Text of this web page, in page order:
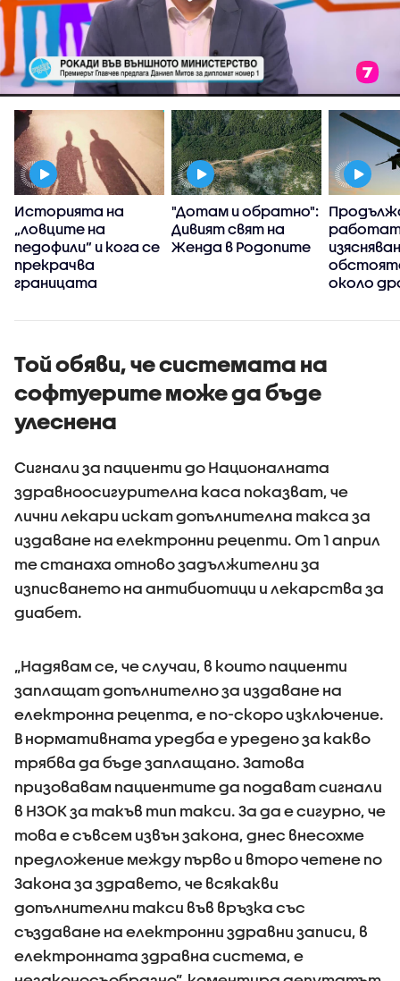
Историята на
„ловците на
педофили” и кога се
прекрачва
границата
"Дотам и обратно":
Дивият свят на
Женда в Родопите
около
Той обяви, че системата на
софтуерите може да бъде
улеснена
Сигнали за пациенти до Националната
здравноосигурителна каса показват, че
лични лекари искат допълнителна такса за
издаване на електронни рецепти. От 1 април
те станаха отново задължителни за
изписването на антибиотици и лекарства за
диабет.
„Надявам се, че случаи, в които пациенти
заплащат допълнително за издаване на
електронна рецепта, е по-скоро изключение.
В нормативната уредба е уредено за какво
трябва да бъде заплащано. Затова
призовавам пациентите да подават сигнали
в НЗОК за такъв тип такси. За да е сигурно, че
това е съвсем извън закона, днес внесохме
предложение между първо и второ четене по
Закона за здравето, че всякакви
допълнителни такси във връзка със
създаване на електронни здравни записи, в
електронната здравна система, е